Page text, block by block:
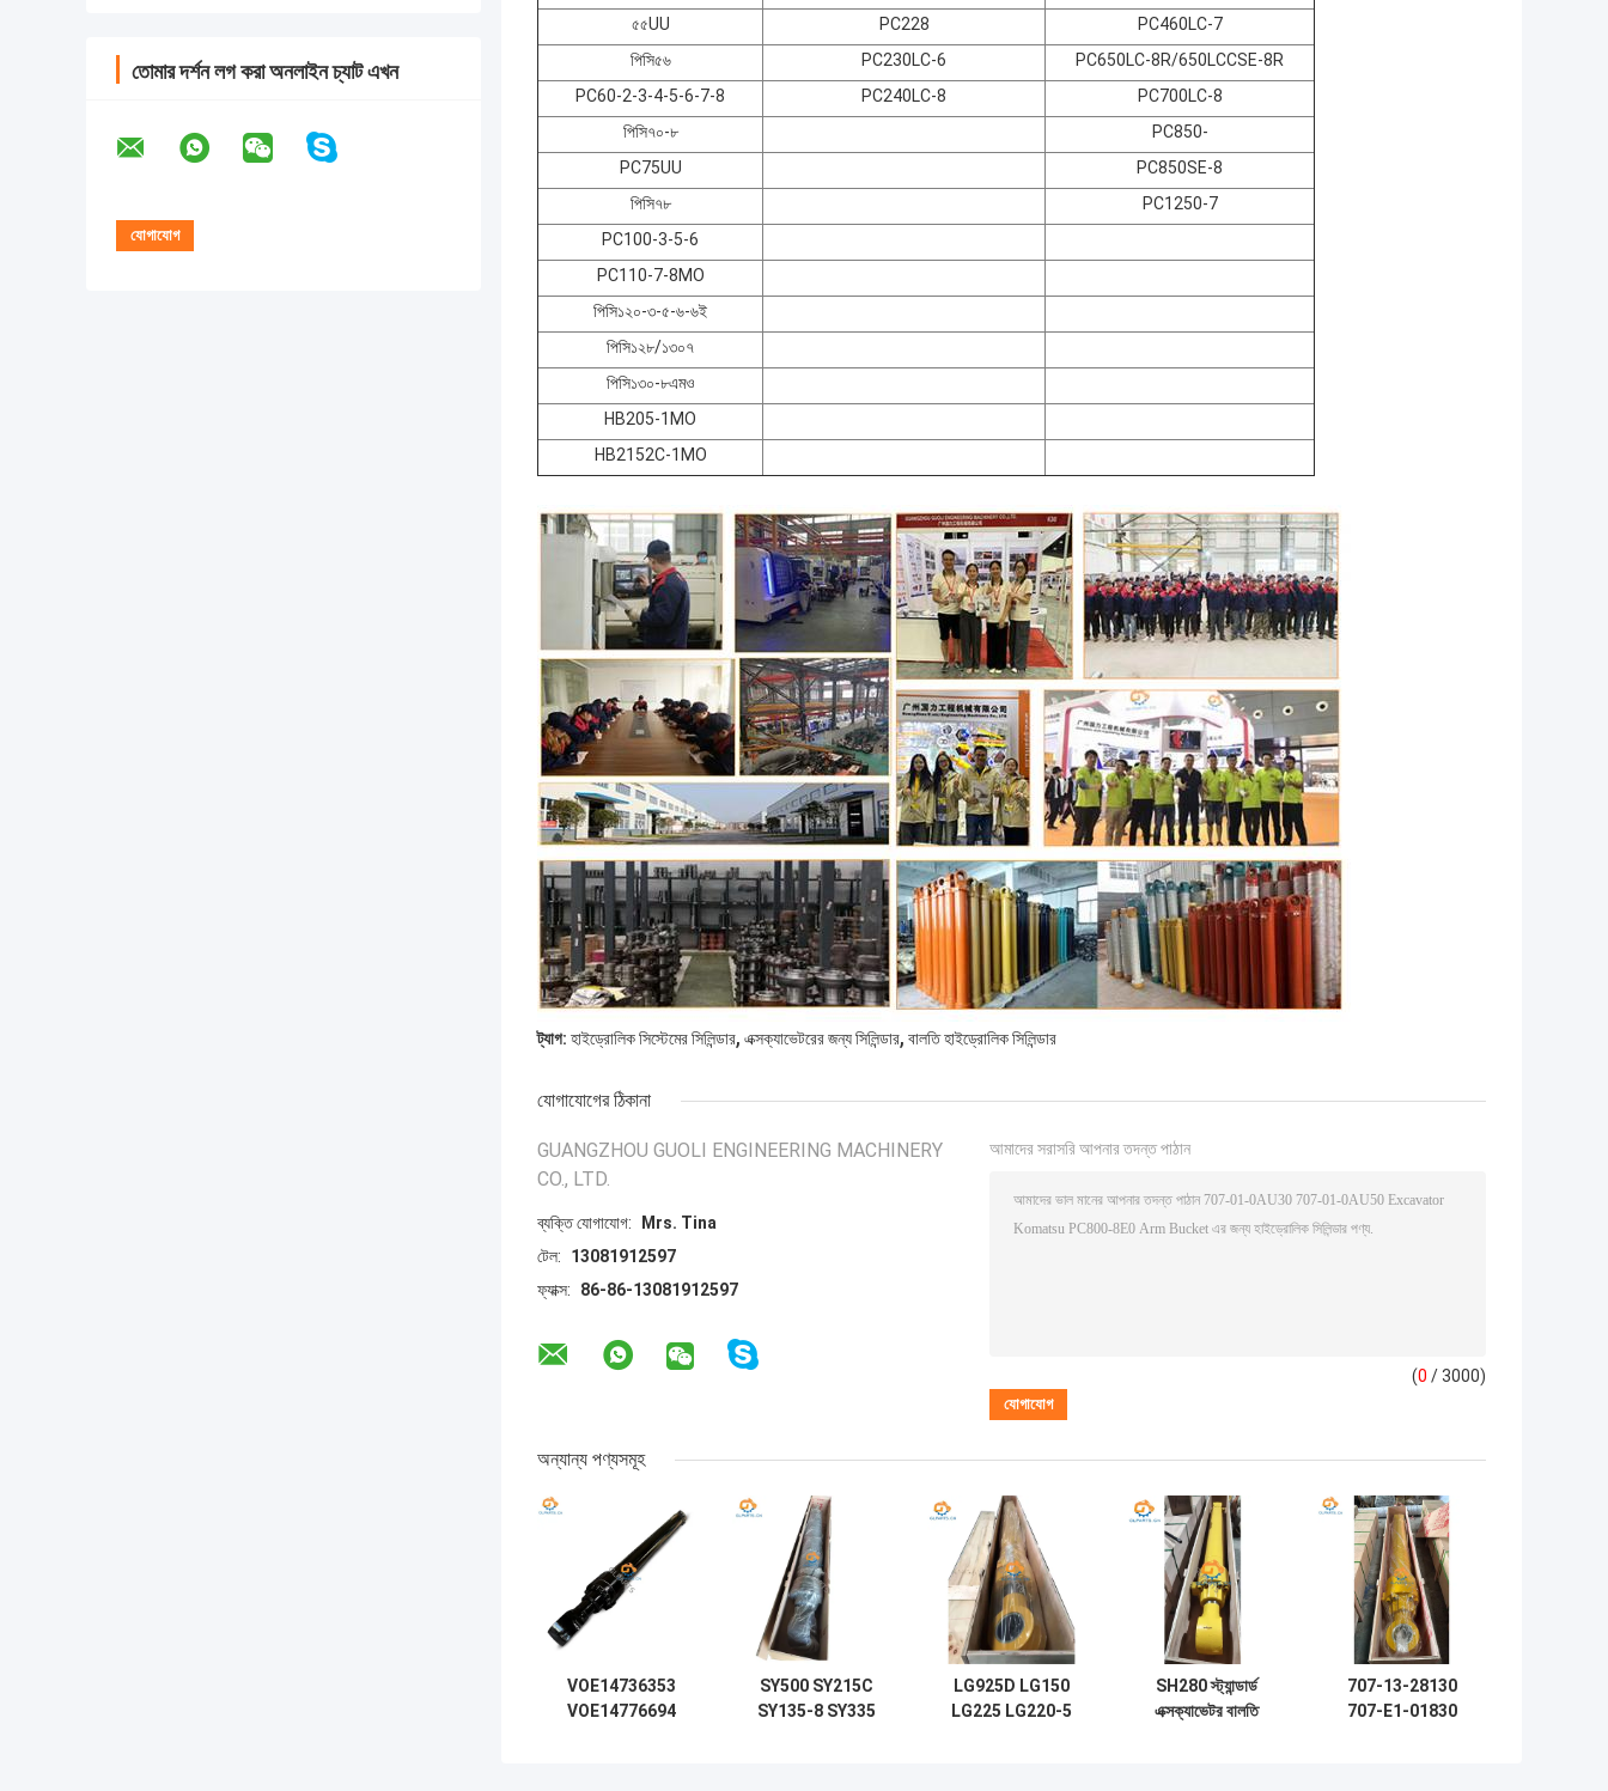
তোমার দর্শন লগ করা অনলাইন চ্যাট এখন
৫৫UU
PC228
PC460LC-7
পিসি৫৬
PC230LC-6
PC650LC-8R/650LCCSE-8R
PC60-2-3-4-5-6-7-8
PC240LC-8
PC700LC-8
পিসি৭০-৮
PC850-
PC75UU
PC850SE-8
পিসি৭৮
PC1250-7
PC100-3-5-6
PC110-7-8MO
পিসি১২০-৩-৫-৬-৬ই
পিসি১২৮/১৩০৭
পিসি১৩০-৮এমও
HB205-1MO
HB2152C-1MO
ট্যাগ: হাইড্রোলিক সিস্টেমের সিলিন্ডার, এক্সক্যাভেটরের জন্য সিলিন্ডার, বালতি হাইড্রোলিক সিলিন্ডার
যোগাযোগের ঠিকানা
GUANGZHOU GUOLI ENGINEERING MACHINERY
CO., LTD.
ব্যক্তি যোগাযোগ:
Mrs. Tina
টেল:
13081912597
ফ্যাক্স:
86-86-13081912597
আমাদের সরাসরি আপনার তদন্ত পাঠান
(0 / 3000)
অন্যান্য পণ্যসমূহ
VOE14736353
VOE14776694
SY500 SY215C
SY135-8 SY335
LG925D LG150
LG225 LG220-5
SH280 স্ট্যান্ডার্ড
এক্সক্যাভেটর বালতি
707-13-28130
707-E1-01830